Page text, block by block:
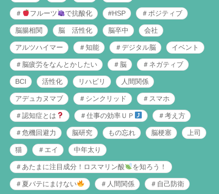
＃ フルーツ で抗酸化 #HSP ＃ポジティブ
脳腸相関 脳 活性化 脳卒中 会社
アルツハイマー ＃知能 ＃デジタル脳 イベント
＃脳疲労をなんとかしたい ＃脳 ＃ネガティブ
BCI 活性化 リハビリ 人間関係
アデュカヌマブ ＃シンクリッド ＃スマホ
＃認知症とは ＃仕事の効率ＵＰ ＃考え方
＃危機回避力 脳研究 もの忘れ 脳梗塞 上司
猫 ＃エイ 中年太り
＃あたまに注目成分！ロスマリン酸 を知ろう！
＃夏バテにまけない ＃人間関係 ＃自己防衛